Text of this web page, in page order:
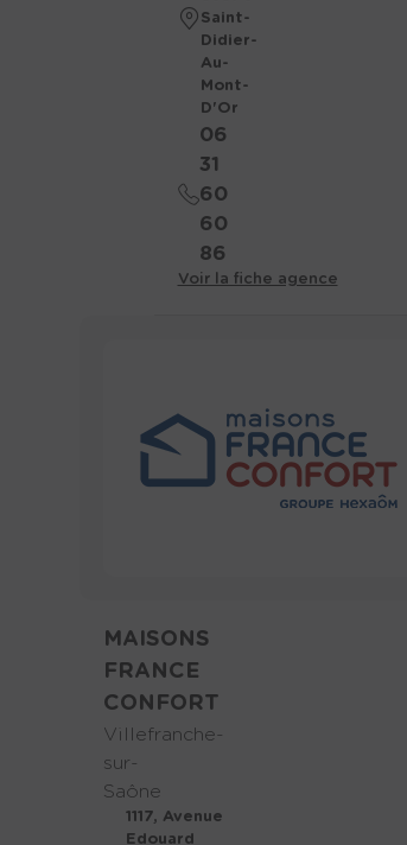
Saint-
Didier-
Au-
Mont-
D'Or
06
31
60
60
86
Voir la fiche agence
MAISONS
FRANCE
CONFORT
Villefranche-
sur-
Saône
1117, Avenue
Edouard